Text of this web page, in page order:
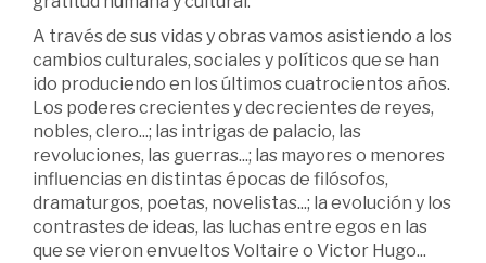
A través de sus vidas y obras vamos asistiendo a los
cambios culturales, sociales y políticos que se han
ido produciendo en los últimos cuatrocientos años.
Los poderes crecientes y decrecientes de reyes,
nobles, clero...; las intrigas de palacio, las
revoluciones, las guerras...; las mayores o menores
influencias en distintas épocas de filósofos,
dramaturgos, poetas, novelistas...; la evolución y los
contrastes de ideas, las luchas entre egos en las
que se vieron envueltos Voltaire o Victor Hugo...